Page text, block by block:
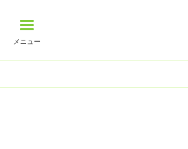
メニュー